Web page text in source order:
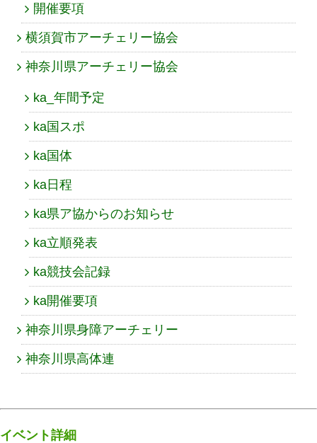
開催要項
横須賀市アーチェリー協会
神奈川県アーチェリー協会
ka_年間予定
ka国スポ
ka国体
ka日程
ka県ア協からのお知らせ
ka立順発表
ka競技会記録
ka開催要項
神奈川県身障アーチェリー
神奈川県高体連
イベント詳細